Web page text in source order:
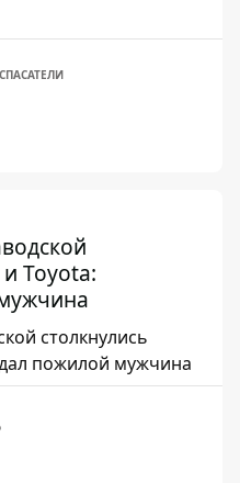
СПАСАТЕЛИ
Toyota:
столкнулись
пожилой мужчина